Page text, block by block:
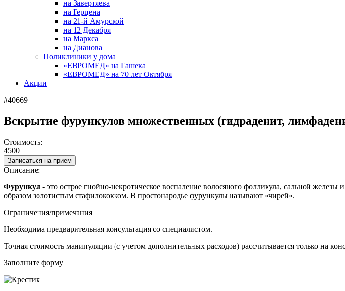
на Завертяева
на Герцена
на 21-й Амурской
на 12 Декабря
на Маркса
на Дианова
Поликлиники у дома
«ЕВРОМЕД» на Гашека
«ЕВРОМЕД» на 70 лет Октября
Акции
#40669
Вскрытие фурункулов множественных (гидраденит,
Стоимость:
4500
Записаться на прием
Описание:
Фурункул - это острое гнойно-некротическое воспаление волосяного фолликула, сальной
образом золотистым стафилококком. В простонародье фурункулы называют «чирей».
Ограничения/примечания
Необходима предварительная консультация со специалистом.
Точная стоимость манипуляции (с учетом дополнительных расходов) рассчитывается только на
Заполните форму